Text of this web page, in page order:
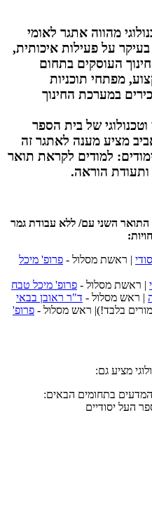
מהווה אתגר לאומי
על פעילות איכותית,
העוסקים בתחום
מפתחי תוכניות
במערכת החינוך
של בית הספר
מציע מענה לאתגר זה
למודים לקראת תואר
ותעודת הוראה.
התואר השני עם/ ללא עבודת גמר
| ראשת מסלול - פרופ' מיכל
| ראשת מסלול - פרופ' מיכל טבח
| ראש מסלול - ד"ר ראובן בבאי
בלבד!)| ראש מסלול - פרופ'
מציע גם:
בתחומים הבאים:
העל יסודיים